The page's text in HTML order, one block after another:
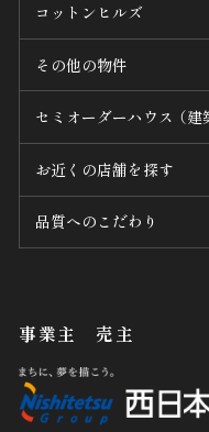
コットンヒルズ
その他の物件
セミオーダーハウス （建
お近くの店舗を探す
品質へのこだわり
事業主 売主